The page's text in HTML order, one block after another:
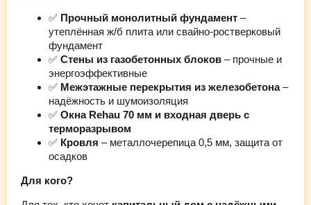
✅ Прочный монолитный фундамент –
утеплённая ж/б плита или свайно-ростверковый
фундамент
✅ Стены из газобетонных блоков – прочные и
энергоэффективные
✅ Межэтажные перекрытия из железобетона–
надёжность и шумоизоляция
✅ Окна Rehau 70 мм и входная дверь с
терморазрывом
✅ Кровля – металлочерепица 0,5 мм, защита от
осадков
Для кого?